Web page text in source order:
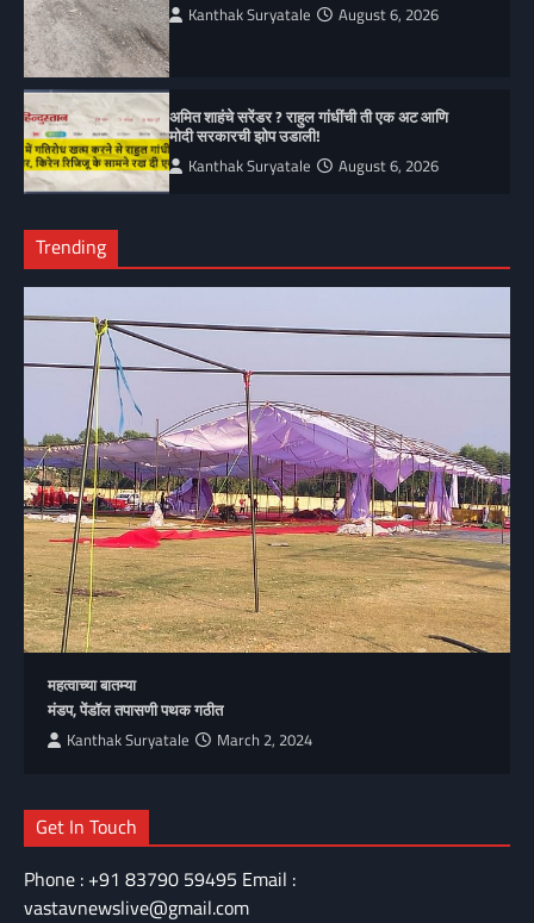
Kanthak Suryatale August 6, 2026
अमित शाहंचे सरेंडर ? राहुल गांधींची ती एक अट आणि
मोदी सरकारची झोप उडाली!
Kanthak Suryatale August 6, 2026
Trending
महत्वाच्या बातम्या
मंडप, पेंडॉल तपासणी पथक गठीत
Kanthak Suryatale March 2, 2024
Get In Touch
Phone : +91 83790 59495 Email :
vastavnewslive@gmail.com